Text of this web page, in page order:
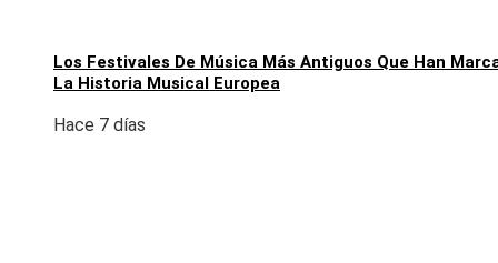
Los Festivales De Música Más Antiguos Que Han
La Historia Musical Europea
Hace 7 días